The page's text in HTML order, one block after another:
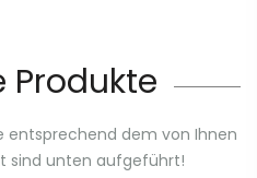
Produkte
entsprechend dem von Ihnen
sind unten aufgeführt!